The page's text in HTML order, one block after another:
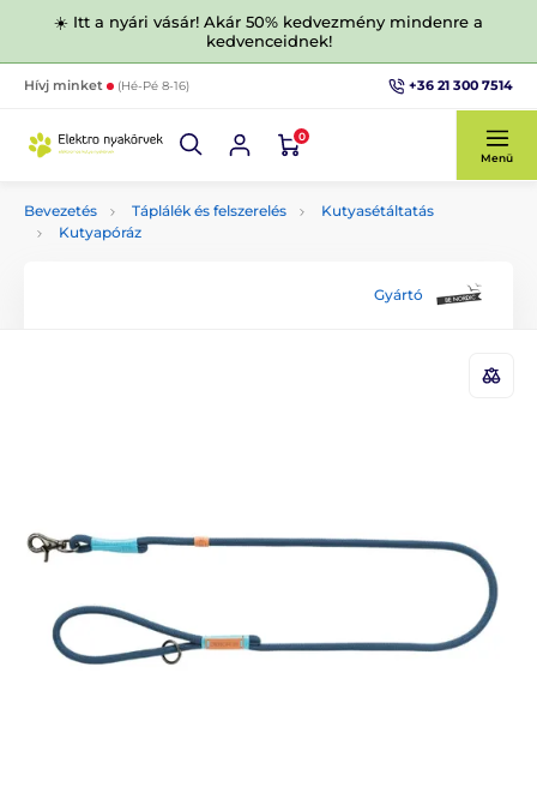
☀️ Itt a nyári vásár! Akár 50% kedvezmény mindenre a
kedvenceidnek!
Hívj minket (Hé-Pé 8-16) +36 21 300 7514
0
Menü
Bevezetés Táplálék és felszerelés
Kutyasétáltatás
Kutyapóráz
Gyártó